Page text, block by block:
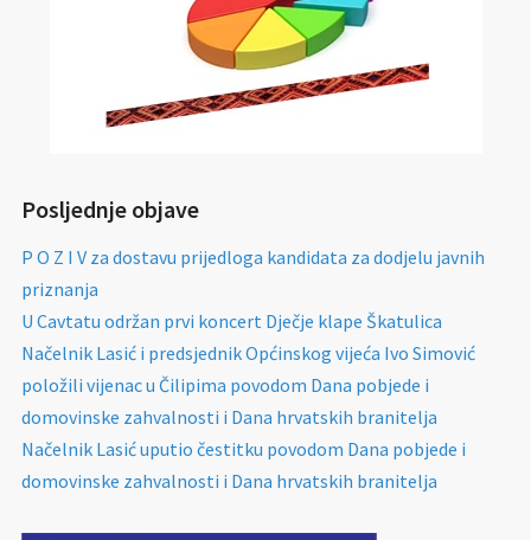
Posljednje objave
P O Z I V za dostavu prijedloga kandidata za dodjelu javnih
priznanja
U Cavtatu održan prvi koncert Dječje klape Škatulica
Načelnik Lasić i predsjednik Općinskog vijeća Ivo Simović
položili vijenac u Čilipima povodom Dana pobjede i
domovinske zahvalnosti i Dana hrvatskih branitelja
Načelnik Lasić uputio čestitku povodom Dana pobjede i
domovinske zahvalnosti i Dana hrvatskih branitelja